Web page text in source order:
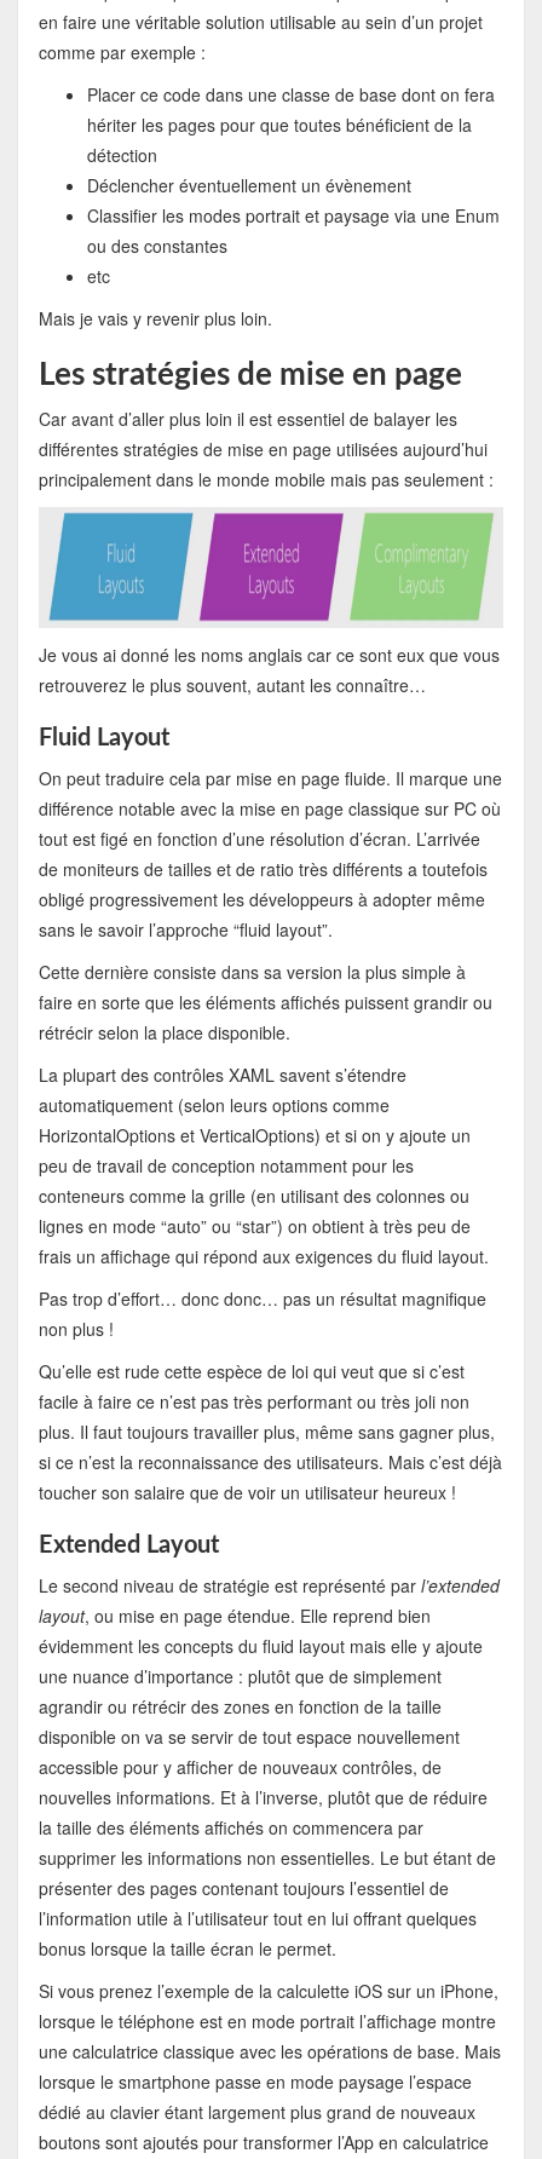
en faire une véritable solution utilisable au sein d’un projet
comme par exemple :
Placer ce code dans une classe de base dont on fera
hériter les pages pour que toutes bénéficient de la
détection
Déclencher éventuellement un évènement
Classifier les modes portrait et paysage via une Enum
ou des constantes
etc
Mais je vais y revenir plus loin.
Les stratégies de mise en page
Car avant d’aller plus loin il est essentiel de balayer les
différentes stratégies de mise en page utilisées aujourd’hui
principalement dans le monde mobile mais pas seulement :
Je vous ai donné les noms anglais car ce sont eux que vous
retrouverez le plus souvent, autant les connaître…
Fluid Layout
On peut traduire cela par mise en page fluide. Il marque une
différence notable avec la mise en page classique sur PC où
tout est figé en fonction d’une résolution d’écran. L’arrivée
de moniteurs de tailles et de ratio très différents a toutefois
obligé progressivement les développeurs à adopter même
sans le savoir l’approche “fluid layout”.
Cette dernière consiste dans sa version la plus simple à
faire en sorte que les éléments affichés puissent grandir ou
rétrécir selon la place disponible.
La plupart des contrôles XAML savent s’étendre
automatiquement (selon leurs options comme
HorizontalOptions et VerticalOptions) et si on y ajoute un
peu de travail de conception notamment pour les
conteneurs comme la grille (en utilisant des colonnes ou
lignes en mode “auto” ou “star”) on obtient à très peu de
frais un affichage qui répond aux exigences du fluid layout.
Pas trop d’effort… donc donc… pas un résultat magnifique
non plus !
Qu’elle est rude cette espèce de loi qui veut que si c’est
facile à faire ce n’est pas très performant ou très joli non
plus. Il faut toujours travailler plus, même sans gagner plus,
si ce n’est la reconnaissance des utilisateurs. Mais c’est déjà
toucher son salaire que de voir un utilisateur heureux !
Extended Layout
Le second niveau de stratégie est représenté par l’extended
layout, ou mise en page étendue. Elle reprend bien
évidemment les concepts du fluid layout mais elle y ajoute
une nuance d’importance : plutôt que de simplement
agrandir ou rétrécir des zones en fonction de la taille
disponible on va se servir de tout espace nouvellement
accessible pour y afficher de nouveaux contrôles, de
nouvelles informations. Et à l’inverse, plutôt que de réduire
la taille des éléments affichés on commencera par
supprimer les informations non essentielles. Le but étant de
présenter des pages contenant toujours l’essentiel de
l’information utile à l’utilisateur tout en lui offrant quelques
bonus lorsque la taille écran le permet.
Si vous prenez l’exemple de la calculette iOS sur un iPhone,
lorsque le téléphone est en mode portrait l’affichage montre
une calculatrice classique avec les opérations de base. Mais
lorsque le smartphone passe en mode paysage l’espace
dédié au clavier étant largement plus grand de nouveaux
boutons sont ajoutés pour transformer l’App en calculatrice